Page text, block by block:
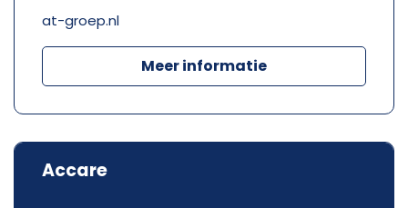
at-groep.nl
Meer informatie
Accare